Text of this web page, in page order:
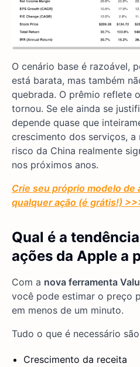
O cenário base é razoável,
está barata, mas também
quebrada. O prêmio reflete
tornou. Se ele ainda se
depende quase que
crescimento dos serviços, a
risco da China realmente
nos próximos anos.
Crie seu próprio modelo de
qualquer ação (é grátis!)
Qual é a
ações da Apple a
Com a nova ferramenta
você pode estimar o preço
em menos de um minuto.
Tudo o que é necessário
Crescimento da receita